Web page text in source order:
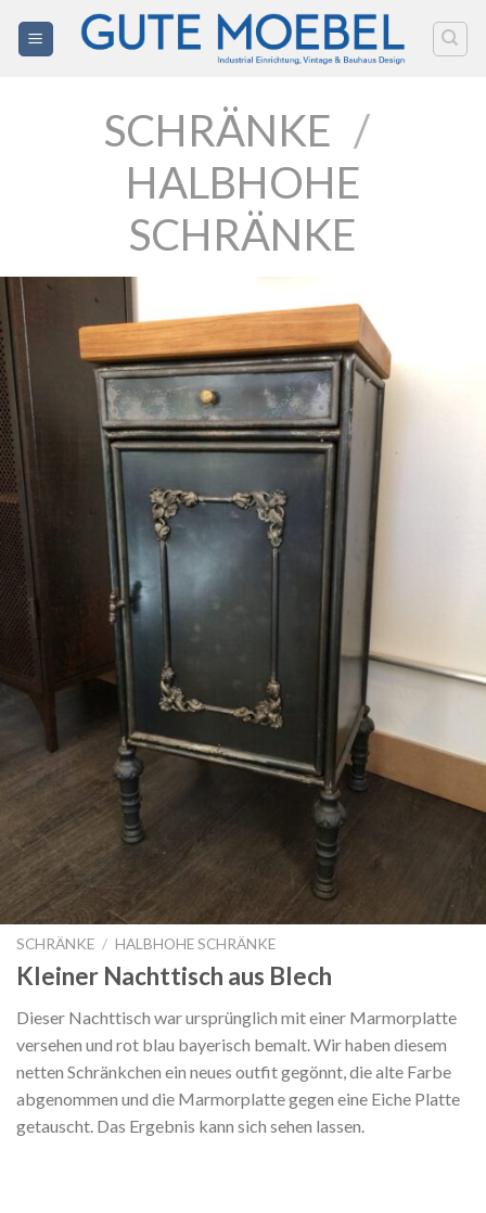
Inhalt
SCHRÄNKE /
HALBHOHE
SCHRÄNKE
SCHRÄNKE / HALBHOHE SCHRÄNKE
Kleiner Nachttisch aus Blech
Dieser Nachttisch war ursprünglich mit einer Marmorplatte
versehen und rot blau bayerisch bemalt. Wir haben diesem
netten Schränkchen ein neues outfit gegönnt, die alte Farbe
abgenommen und die Marmorplatte gegen eine Eiche Platte
getauscht. Das Ergebnis kann sich sehen lassen.